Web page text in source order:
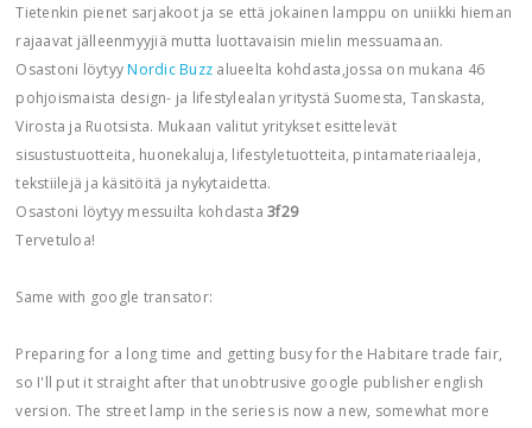
Tietenkin pienet sarjakoot ja se että jokainen lamppu on uniikki hieman
rajaavat jälleenmyyjiä mutta luottavaisin mielin messuamaan.
Osastoni löytyy Nordic Buzz alueelta kohdasta,jossa on mukana 46
pohjoismaista design- ja lifestylealan yritystä Suomesta, Tanskasta,
Virosta ja Ruotsista. Mukaan valitut yritykset esittelevät
sisustustuotteita, huonekaluja, lifestyletuotteita, pintamateriaaleja,
tekstiilejä ja käsitöitä ja nykytaidetta.
Osastoni löytyy messuilta kohdasta3f29
Tervetuloa!
Same with google transator:
Preparing for a long time and getting busy for the Habitare trade fair,
so I'll put it straight after that unobtrusive google publisher english
version. The street lamp in the series is now a new, somewhat more